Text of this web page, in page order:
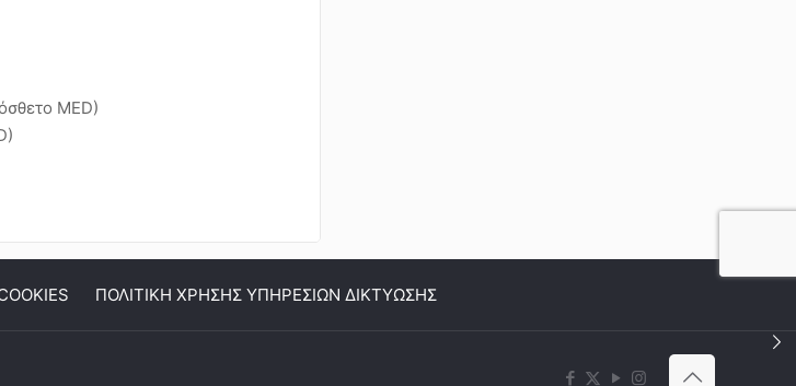
MED)
ΠΟΛΙΤΙΚΗ ΧΡΗΣΗΣ ΥΠΗΡΕΣΙΩΝ ΔΙΚΤΥΩΣΗΣ